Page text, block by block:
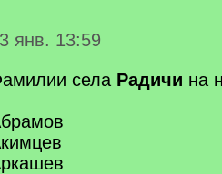
янв. 13:59
села Радичи на